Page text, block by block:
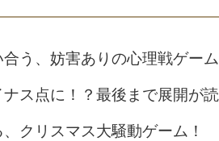
う、妨害ありの心理戦ゲーム
ス点に！？最後まで展開が読
クリスマス大騒動ゲーム！